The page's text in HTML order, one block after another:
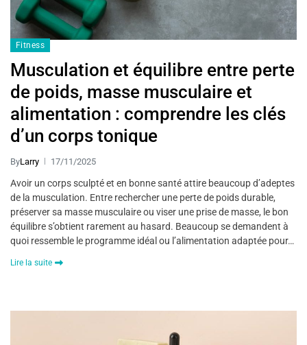
Fitness
Musculation et équilibre entre perte
de poids, masse musculaire et
alimentation : comprendre les clés
d’un corps tonique
ByLarry 17/11/2025
Avoir un corps sculpté et en bonne santé attire beaucoup d’adeptes
de la musculation. Entre rechercher une perte de poids durable,
préserver sa masse musculaire ou viser une prise de masse, le bon
équilibre s’obtient rarement au hasard. Beaucoup se demandent à
quoi ressemble le programme idéal ou l’alimentation adaptée pour…
Lire la suite